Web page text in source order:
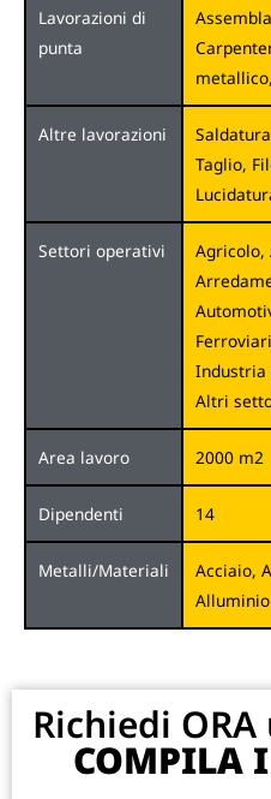
Lavorazioni di
punta
Altre lavorazioni
Taglio,
Settori operativi
Agricolo,
Industria
Altri
Area lavoro 2000 m2
Dipendenti 14
Metalli/Materiali
Acciaio,
Alluminio
Richiedi
COMPILA